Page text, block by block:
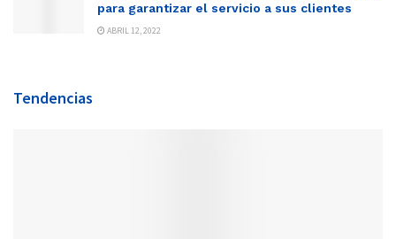
para garantizar el servicio a sus clientes
ABRIL 12, 2022
Tendencias